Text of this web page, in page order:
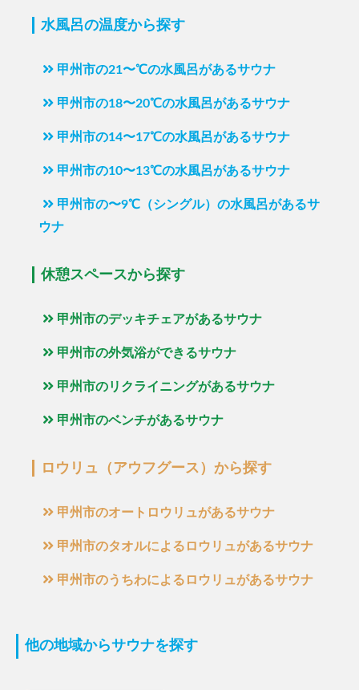
水風呂の温度から探す
甲州市の21〜℃の水風呂があるサウナ
甲州市の18〜20℃の水風呂があるサウナ
甲州市の14〜17℃の水風呂があるサウナ
甲州市の10〜13℃の水風呂があるサウナ
甲州市の〜9℃（シングル）の水風呂があるサ
ウナ
休憩スペースから探す
甲州市のデッキチェアがあるサウナ
甲州市の外気浴ができるサウナ
甲州市のリクライニングがあるサウナ
甲州市のベンチがあるサウナ
ロウリュ（アウフグース）から探す
甲州市のオートロウリュがあるサウナ
甲州市のタオルによるロウリュがあるサウナ
甲州市のうちわによるロウリュがあるサウナ
他の地域からサウナを探す